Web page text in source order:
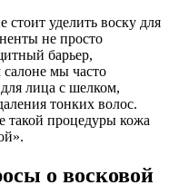
стоит уделить воску для
не просто
барьер,
мы часто
лица с шелком,
тонких волос.
такой процедуры кожа
о восковой